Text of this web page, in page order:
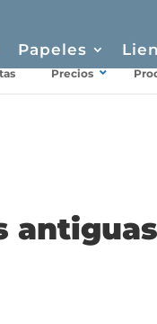
Papeles
Precios
antiguas